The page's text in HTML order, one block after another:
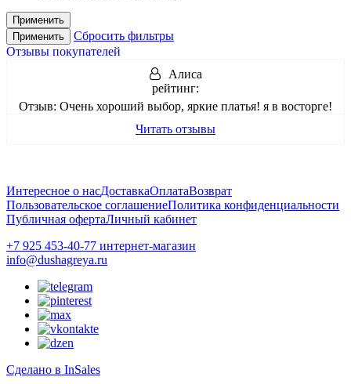
Применить
Применить
Сбросить фильтры
Отзывы покупателей
Алиса
рейтинг:
Отзыв: Очень хороший выбор, яркие платья! я в восторге!
Читать отзывы
Интересное о насДоставкаОплатаВозврат
Пользовательское соглашениеПолитика конфиденциальности
Публичная офертаЛичный кабинет
+7 925 453-40-77 интернет-магазин
info@dushagreya.ru
Сделано в InSales